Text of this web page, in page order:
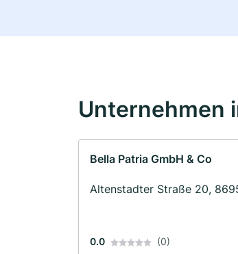
Unternehmen
Bella Patria GmbH & Co
Altenstadter Straße 20,
0.0 (0)